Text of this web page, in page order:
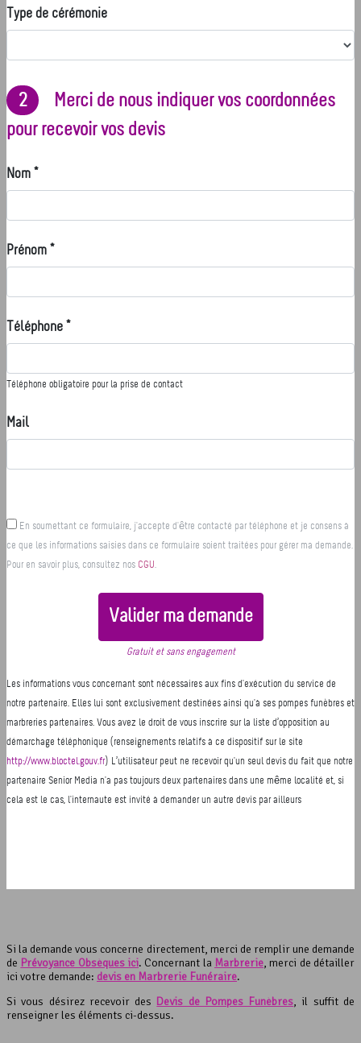
Si la demande vous concerne directement, merci de remplir une demande
de Prévoyance Obsèques ici. Concernant la Marbrerie, merci de détailler
ici votre demande: devis en Marbrerie Funéraire.
Si vous désirez recevoir des Devis de Pompes Funèbres, il suffit de
renseigner les éléments ci-dessus.